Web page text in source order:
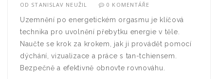
OD STANISLAV NEUŽIL 0 KOMENTÁŘE
Uzemnění po energetickém orgasmu je klíčová
technika pro uvolnění přebytku energie v těle.
Naučte se krok za krokem, jak ji provádět pomocí
dýchání, vizualizace a práce s tan-tchiensem.
Bezpečně a efektivně obnovte rovnováhu.